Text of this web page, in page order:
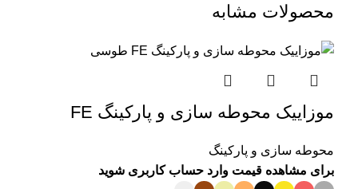
محصولات مشابه
موزاییک محوطه سازی و پارکینگ FE
محوطه سازی و پارکینگ
برای مشاهده قیمت وارد حساب کاربری شوید